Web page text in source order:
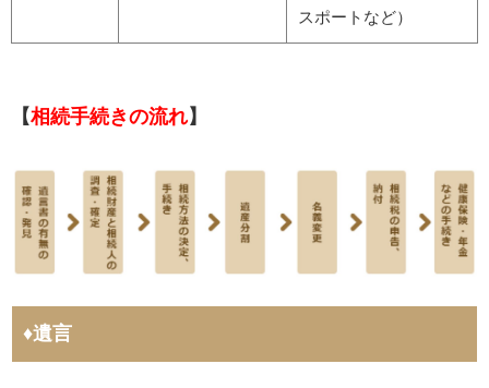
スポートなど）
【相続手続きの流れ】
♦遺言